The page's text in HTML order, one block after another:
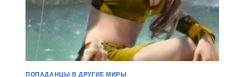
ПОПАДАНЦЫ В ДРУГИЕ МИРЫ